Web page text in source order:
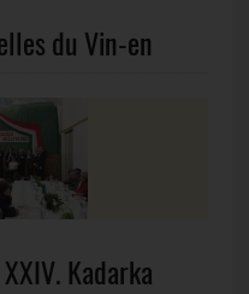
du Vin-en
Kadarka